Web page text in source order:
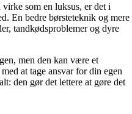
som en luksus, er det i
En bedre børsteteknik og mere
tandkødsproblemer og dyre
men den kan være et
at tage ansvar for din egen
den gør det lettere at gøre det